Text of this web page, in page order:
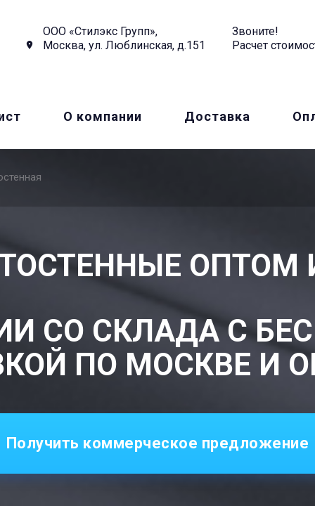
ООО «Стилэкс Групп»,
Москва, ул. Люблинская, д.151
Звоните!
Расчет
О компании Доставка
ОПТОМ
СО СКЛАДА С
ПО МОСКВЕ И
Получить коммерческое предложение